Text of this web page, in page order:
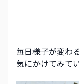
毎日様子が変わ
気にかけてみて